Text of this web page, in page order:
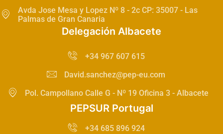
Avda Jose Mesa y Lopez Nº 8 - 2c CP: 35007 - Las
Palmas de Gran Canaria
Delegación Albacete
+34 967 607 615
David.sanchez@pep-eu.com
Pol. Campollano Calle G - Nº 19 Oficina 3 - Albacete
PEPSUR Portugal
+34 685 896 924